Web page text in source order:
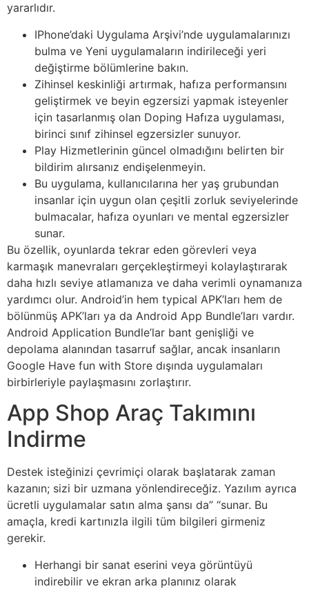
yararlıdır.
IPhone’daki Uygulama Arşivi’nde uygulamalarınızı
bulma ve Yeni uygulamaların indirileceği yeri
değiştirme bölümlerine bakın.
Zihinsel keskinliği artırmak, hafıza performansını
geliştirmek ve beyin egzersizi yapmak isteyenler
için tasarlanmış olan Doping Hafıza uygulaması,
birinci sınıf zihinsel egzersizler sunuyor.
Play Hizmetlerinin güncel olmadığını belirten bir
bildirim alırsanız endişelenmeyin.
Bu uygulama, kullanıcılarına her yaş grubundan
insanlar için uygun olan çeşitli zorluk seviyelerinde
bulmacalar, hafıza oyunları ve mental egzersizler
sunar.
Bu özellik, oyunlarda tekrar eden görevleri veya
karmaşık manevraları gerçekleştirmeyi kolaylaştırarak
daha hızlı seviye atlamanıza ve daha verimli oynamanıza
yardımcı olur. Android’in hem typical APK’ları hem de
bölünmüş APK’ları ya da Android App Bundle’ları vardır.
Android Application Bundle’lar bant genişliği ve
depolama alanından tasarruf sağlar, ancak insanların
Google Have fun with Store dışında uygulamaları
birbirleriyle paylaşmasını zorlaştırır.
App Shop Araç Takımını
Indirme
Destek isteğinizi çevrimiçi olarak başlatarak zaman
kazanın; sizi bir uzmana yönlendireceğiz. Yazılım ayrıca
ücretli uygulamalar satın alma şansı da” “sunar. Bu
amaçla, kredi kartınızla ilgili tüm bilgileri girmeniz
gerekir.
Herhangi bir sanat eserini veya görüntüyü
indirebilir ve ekran arka planınız olarak